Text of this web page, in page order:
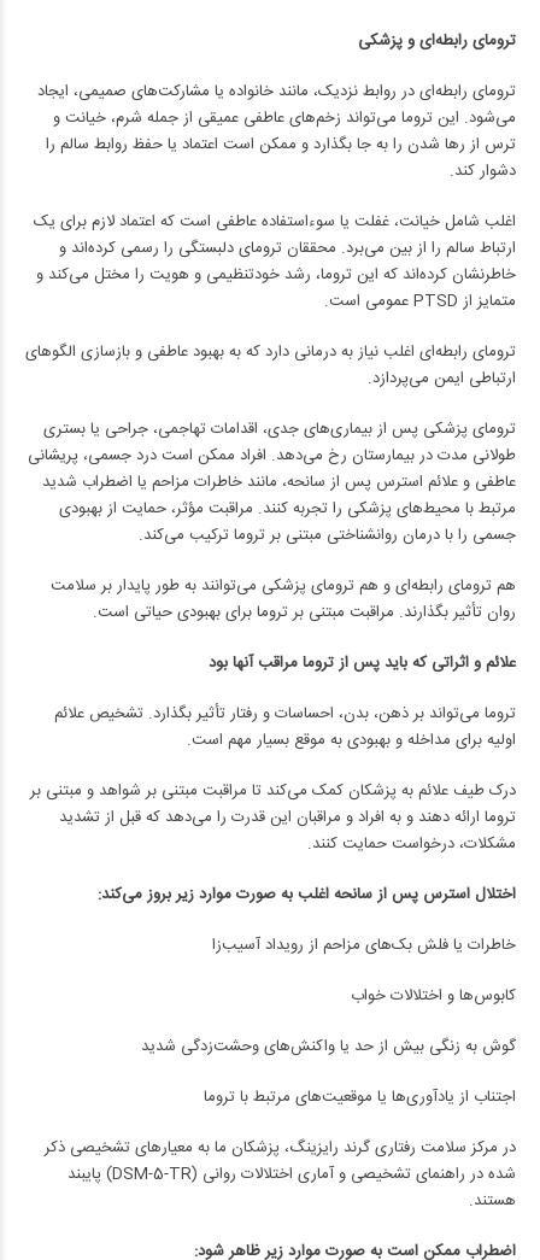
ترومای رابطه‌ای و پزشکی
ترومای رابطه‌ای در روابط نزدیک، مانند خانواده یا مشارکت‌های صمیمی، ایجاد
می‌شود. این تروما می‌تواند زخم‌های عاطفی عمیقی از جمله شرم، خیانت و
ترس از رها شدن را به جا بگذارد و ممکن است اعتماد یا حفظ روابط سالم را
دشوار کند.
اغلب شامل خیانت، غفلت یا سوءاستفاده عاطفی است که اعتماد لازم برای یک
ارتباط سالم را از بین می‌برد. محققان ترومای دلبستگی را رسمی کرده‌اند و
خاطرنشان کرده‌اند که این تروما، رشد خودتنظیمی و هویت را مختل می‌کند و
متمایز از PTSD عمومی است.
ترومای رابطه‌ای اغلب نیاز به درمانی دارد که به بهبود عاطفی و بازسازی الگوهای
ارتباطی ایمن می‌پردازد.
ترومای پزشکی پس از بیماری‌های جدی، اقدامات تهاجمی، جراحی یا بستری
طولانی مدت در بیمارستان رخ می‌دهد. افراد ممکن است درد جسمی، پریشانی
عاطفی و علائم استرس پس از سانحه، مانند خاطرات مزاحم یا اضطراب شدید
مرتبط با محیط‌های پزشکی را تجربه کنند. مراقبت مؤثر، حمایت از بهبودی
جسمی را با درمان روانشناختی مبتنی بر تروما ترکیب می‌کند.
هم ترومای رابطه‌ای و هم ترومای پزشکی می‌توانند به طور پایدار بر سلامت
روان تأثیر بگذارند. مراقبت مبتنی بر تروما برای بهبودی حیاتی است.
علائم و اثراتی که باید پس از تروما مراقب آنها بود
تروما می‌تواند بر ذهن، بدن، احساسات و رفتار تأثیر بگذارد. تشخیص علائم
اولیه برای مداخله و بهبودی به موقع بسیار مهم است.
درک طیف علائم به پزشکان کمک می‌کند تا مراقبت مبتنی بر شواهد و مبتنی بر
تروما ارائه دهند و به افراد و مراقبان این قدرت را می‌دهد که قبل از تشدید
مشکلات، درخواست حمایت کنند.
اختلال استرس پس از سانحه اغلب به صورت موارد زیر بروز می‌کند:
خاطرات یا فلش بک‌های مزاحم از رویداد آسیب‌زا
کابوس‌ها و اختلالات خواب
گوش به زنگی بیش از حد یا واکنش‌های وحشت‌زدگی شدید
اجتناب از یادآوری‌ها یا موقعیت‌های مرتبط با تروما
در مرکز سلامت رفتاری گرند رایزینگ، پزشکان ما به معیارهای تشخیصی ذکر
شده در راهنمای تشخیصی و آماری اختلالات روانی (DSM-5-TR) پایبند
هستند.
اضطراب ممکن است به صورت موارد زیر ظاهر شود: